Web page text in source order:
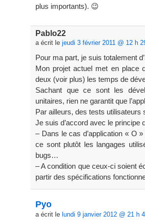
plus importants). 😉
Pablo22
a écrit le jeudi 3 février 2011 @ 12 h
Pour ma part, je suis totalement
Mon projet actuel met en place
deux (voir plus) les temps de
Sachant que ce sont les
unitaires, rien ne garantit que
Par ailleurs, des tests
Je suis d’accord avec le principe
– Dans le cas d’application « O
ce sont plutôt les langages
bugs…
– A condition que ceux-ci soient
partir des spécifications
Pyo
a écrit le lundi 9 janvier 2012 @ 21 h